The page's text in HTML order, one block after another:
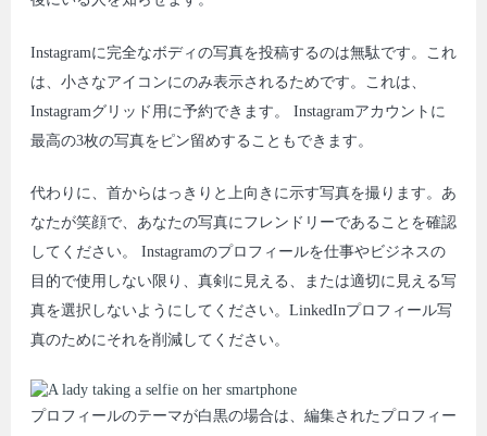
Instagramに完全なボディの写真を投稿するのは無駄です。これ
は、小さなアイコンにのみ表示されるためです。これは、
Instagramグリッド用に予約できます。 Instagramアカウントに
最高の3枚の写真をピン留めすることもできます。
代わりに、首からはっきりと上向きに示す写真を撮ります。あ
なたが笑顔で、あなたの写真にフレンドリーであることを確認
してください。 Instagramのプロフィールを仕事やビジネスの
目的で使用しない限り、真剣に見える、または適切に見える写
真を選択しないようにしてください。LinkedInプロフィール写
真のためにそれを削減してください。
プロフィールのテーマが白黒の場合は、編集されたプロフィー